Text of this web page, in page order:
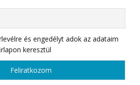
és engedélyt adok az adataim
keresztül